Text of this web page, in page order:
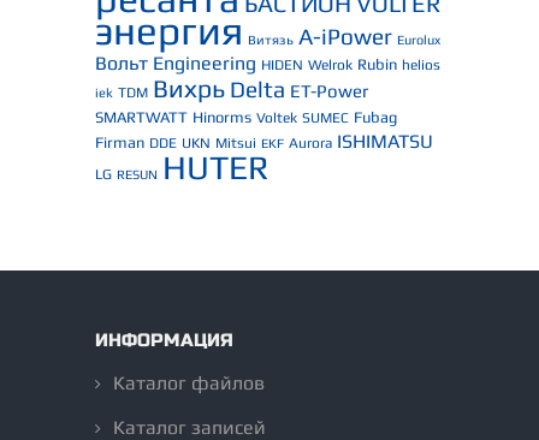
энергия Витязь A-iPower Eurolux
Вольт Engineering HIDEN Welrok Rubin helios
iek TDM Вихрь Delta ET-Power
SMARTWATT Hinorms Voltek SUMEC Fubag
Firman DDE UKN Mitsui EKF Aurora ISHIMATSU
LG RESUN HUTER
ИНФОРМАЦИЯ
Каталог файлов
Каталог записей